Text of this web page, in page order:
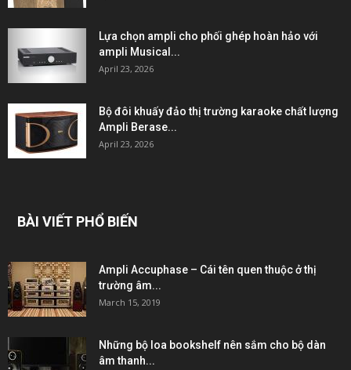
Lựa chọn ampli cho phối ghép hoàn hảo với
ampli Musical...
April 23, 2026
Bộ đôi khuấy đảo thị trường karaoke chất lượng
Ampli Berase...
April 23, 2026
BÀI VIẾT PHỔ BIẾN
Ampli Accuphase – Cái tên quen thuộc ở thị
trường âm...
March 15, 2019
Những bộ loa bookshelf nên sắm cho bộ dàn
âm thanh...